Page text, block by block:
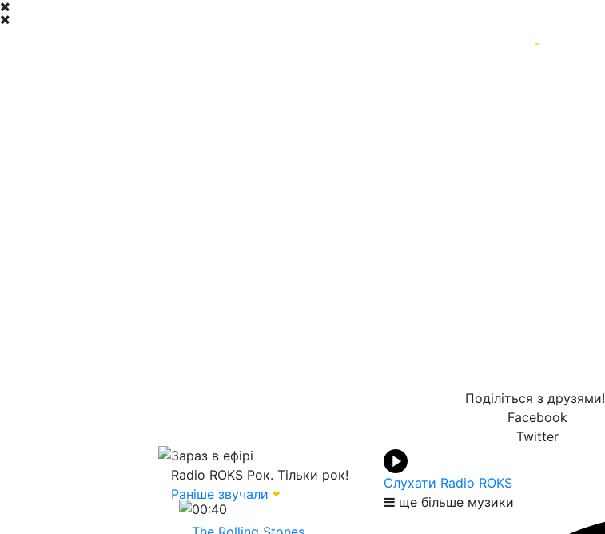
-
Поділіться з друзями!
Facebook
Twitter
Зараз в ефірі
Radio ROKS Рок. Тільки рок!
Раніше звучали
00:40
Слухати Radio ROKS
ще більше музики